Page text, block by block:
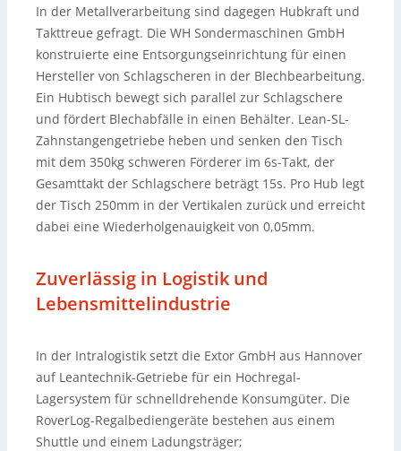
In der Metallverarbeitung sind dagegen Hubkraft und
Takttreue gefragt. Die WH Sondermaschinen GmbH
konstruierte eine Entsorgungseinrichtung für einen
Hersteller von Schlagscheren in der Blechbearbeitung.
Ein Hubtisch bewegt sich parallel zur Schlagschere
und fördert Blechabfälle in einen Behälter. Lean-SL-
Zahnstangengetriebe heben und senken den Tisch
mit dem 350kg schweren Förderer im 6s-Takt, der
Gesamttakt der Schlagschere beträgt 15s. Pro Hub legt
der Tisch 250mm in der Vertikalen zurück und erreicht
dabei eine Wiederholgenauigkeit von 0,05mm.
Zuverlässig in Logistik und
Lebensmittelindustrie
In der Intralogistik setzt die Extor GmbH aus Hannover
auf Leantechnik-Getriebe für ein Hochregal-
Lagersystem für schnelldrehende Konsumgüter. Die
RoverLog-Regalbediengeräte bestehen aus einem
Shuttle und einem Ladungsträger;